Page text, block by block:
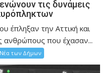
τις δυνάμεις
έπληξαν την Αττική και
ανθρώπους που έχασαν...
Νέα των Δήμων